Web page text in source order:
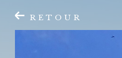
RETOUR